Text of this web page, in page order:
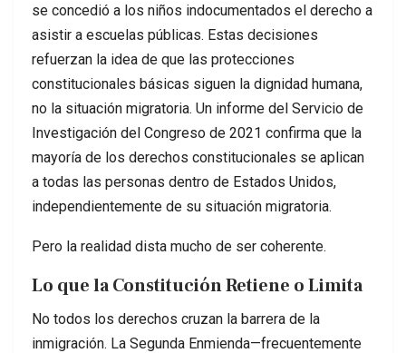
se concedió a los niños indocumentados el derecho a
asistir a escuelas públicas. Estas decisiones
refuerzan la idea de que las protecciones
constitucionales básicas siguen la dignidad humana,
no la situación migratoria. Un informe del Servicio de
Investigación del Congreso de 2021 confirma que la
mayoría de los derechos constitucionales se aplican
a todas las personas dentro de Estados Unidos,
independientemente de su situación migratoria.
Pero la realidad dista mucho de ser coherente.
Lo que la Constitución Retiene o Limita
No todos los derechos cruzan la barrera de la
inmigración. La Segunda Enmienda—frecuentemente